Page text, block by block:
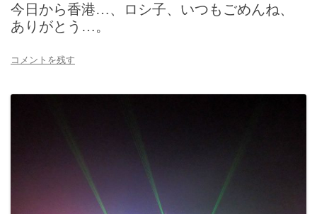
今日から香港…、ロシ子、いつもごめんね、
ありがとう…。
コメントを残す